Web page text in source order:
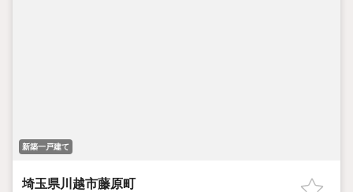
新築一戸建て
埼玉県川越市藤原町